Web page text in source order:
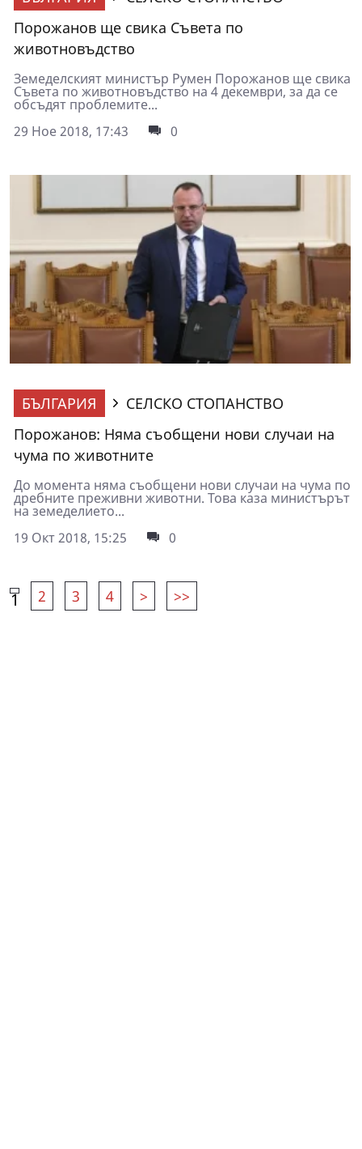
Порожанов ще свика Съвета по
животновъдство
Земеделският министър Румен Порожанов ще свика
Съвета по животновъдство на 4 декември, за да се
обсъдят проблемите...
29 Ное 2018, 17:43
0
БЪЛГАРИЯ
СЕЛСКО СТОПАНСТВО
Порожанов: Няма съобщени нови случаи на
чума по животните
До момента няма съобщени нови случаи на чума по
дребните преживни животни. Това каза министърът
на земеделието...
19 Окт 2018, 15:25
0
1 2 3 4 > >>